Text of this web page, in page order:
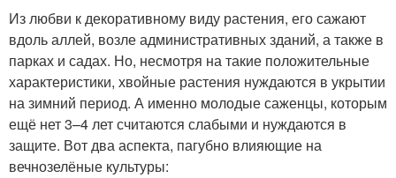
Из любви к декоративному виду растения, его сажают
вдоль аллей, возле административных зданий, а также в
парках и садах. Но, несмотря на такие положительные
характеристики, хвойные растения нуждаются в укрытии
на зимний период. А именно молодые саженцы, которым
ещё нет 3–4 лет считаются слабыми и нуждаются в
защите. Вот два аспекта, пагубно влияющие на
вечнозелёные культуры: